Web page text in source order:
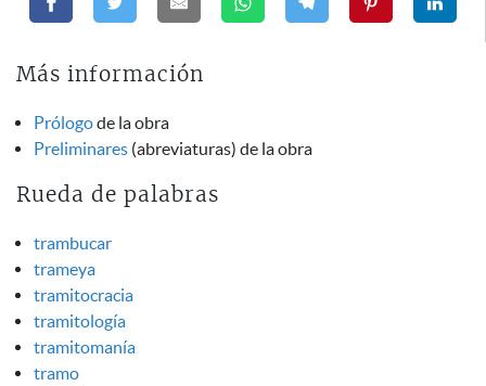
Más información
Prólogode la obra
Preliminares (abreviaturas) de la obra
Rueda de palabras
trambucar
trameya
tramitocracia
tramitología
tramitomanía
tramo